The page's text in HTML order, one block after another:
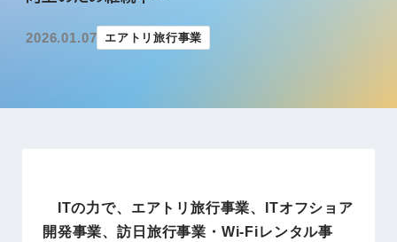
2026.01.07 エアトリ旅行事業
ITの力で、エアトリ旅行事業、ITオフショア
開発事業、訪日旅行事業・Wi-Fiレンタル事